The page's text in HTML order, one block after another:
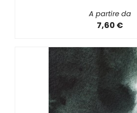
A partire da
7,60 €